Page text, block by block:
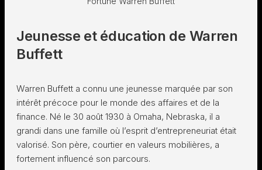
Jeunesse et éducation de Warren
Buffett
Warren Buffett a connu une jeunesse marquée par son
intérêt précoce pour le monde des affaires et de la
finance. Né le 30 août 1930 à Omaha, Nebraska, il a
grandi dans une famille où l’esprit d’entrepreneuriat était
valorisé. Son père, courtier en valeurs mobilières, a
fortement influencé son parcours.